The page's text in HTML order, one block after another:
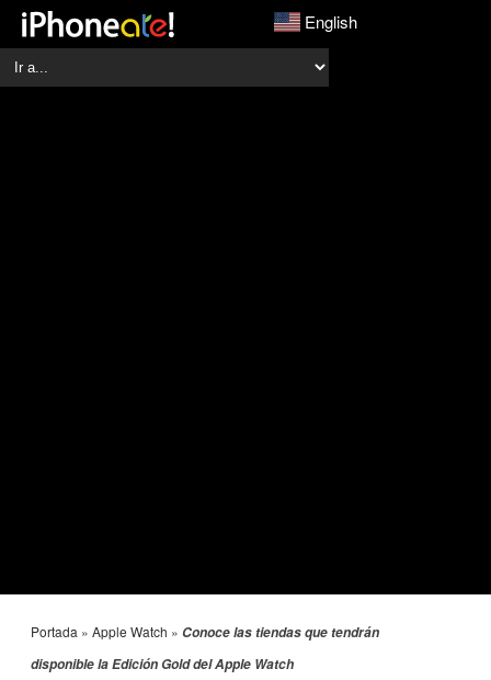
English
Portada » Apple Watch » Conoce las tiendas que tendrán
disponible la Edición Gold del Apple Watch